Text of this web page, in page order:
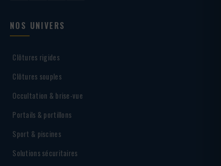
NOS UNIVERS
Clôtures rigides
Clôtures souples
Occultation & brise-vue
Portails & portillons
Sport & piscines
Solutions sécuritaires